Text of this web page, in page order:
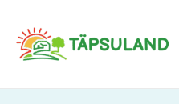
content